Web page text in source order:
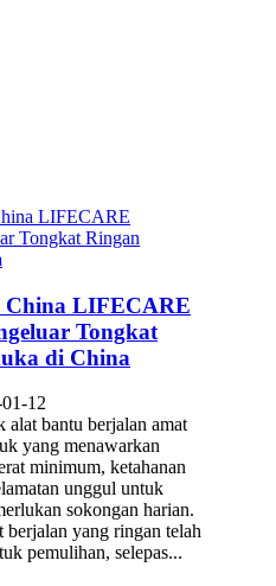
China LIFECARE
Tongkat
di China
12
alat bantu berjalan amat
yang menawarkan
minimum, ketahanan
unggul untuk
sokongan harian.
berjalan yang ringan telah
pemulihan, selepas...